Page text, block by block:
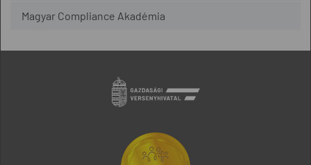
Magyar Compliance Akadémia